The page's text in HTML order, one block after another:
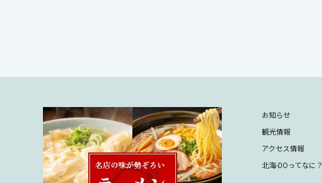
お知らせ
観光情報
アクセス情報
北海-DOってなに？